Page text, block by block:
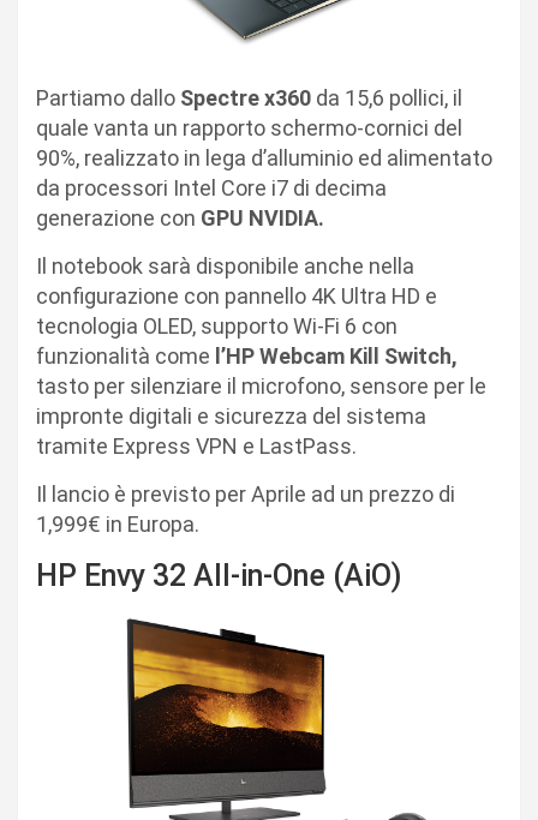
Partiamo dallo Spectre x360 da 15,6 pollici, il
quale vanta un rapporto schermo-cornici del
90%, realizzato in lega d’alluminio ed alimentato
da processori Intel Core i7 di decima
generazione con GPU NVIDIA.
Il notebook sarà disponibile anche nella
configurazione con pannello 4K Ultra HD e
tecnologia OLED, supporto Wi-Fi 6 con
funzionalità come l’HP Webcam Kill Switch,
tasto per silenziare il microfono, sensore per le
impronte digitali e sicurezza del sistema
tramite Express VPN e LastPass.
Il lancio è previsto per Aprile ad un prezzo di
1,999€ in Europa.
HP Envy 32 All-in-One (AiO)